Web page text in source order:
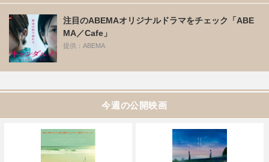
注目のABEMAオリジナルドラマをチェック「ABE
MA／Cafe」
提供：ABEMA
今週の公開映画